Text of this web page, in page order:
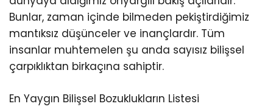
Bunlar, zaman içinde bilmeden pekiştirdiğimiz
mantıksız düşünceler ve inançlardır. Tüm
insanlar muhtemelen şu anda sayısız bilişsel
çarpıklıktan birkaçına sahiptir.
En Yaygın Bilişsel Bozuklukların Listesi